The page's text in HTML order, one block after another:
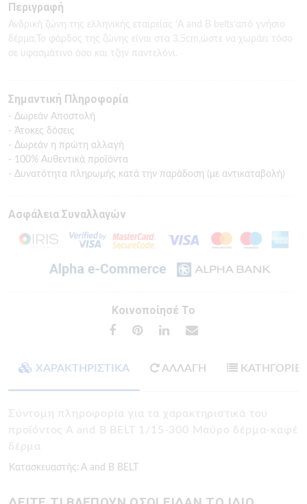
Περιγραφή
Ανδρική ζώνη της ελληνικής εταιρείας ‘A and B belts’από γνήσιο
δέρμα.To φάρδος της ζώνης είναι στα 3,5cm,ώστε να χωράει τόσο
σε υφασμάτινο όσο και τζην παντελόνι.
Σημαντική Πληροφορία
- Δωρεάν Αποστολή
- Άτοκες δόσεις
- Δωρεάν η πρώτη αλλαγή
- 100% Αυθεντικά προϊόντα
- Δυνατότητα πληρωμής κατά την παράδοση (με αντικαταβολή)
Ασφάλεια Συναλλαγών
Κοινοποίησέ Το
ΧΑΡΑΚΤΗΡΙΣΤΙΚΑ ΑΛΛΑΓΗ ΚΑΤΗΓΟΡΙΕΣ
Σύντομη πληροφορία για τα χαρακτηριστικά του
προϊόντος A and B BELT 1/15-300 Μαύρο δέρμα-καφέ
δέρμα
Κατασκευαστής: A and B BELT